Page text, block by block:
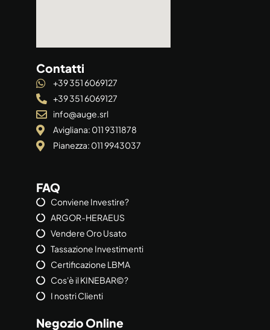
Contatti
+39 351 6069127
+39 351 6069127
info@auge.srl
Avigliana: 011 9311878
Pianezza: 011 9943037
FAQ
Conviene Investire?
ARGOR-HERAEUS
Vendere Oro Usato
Tassazione Investimenti
Certificazione LBMA
Cos'è il KINEBAR©?
I nostri Clienti
Negozio Online